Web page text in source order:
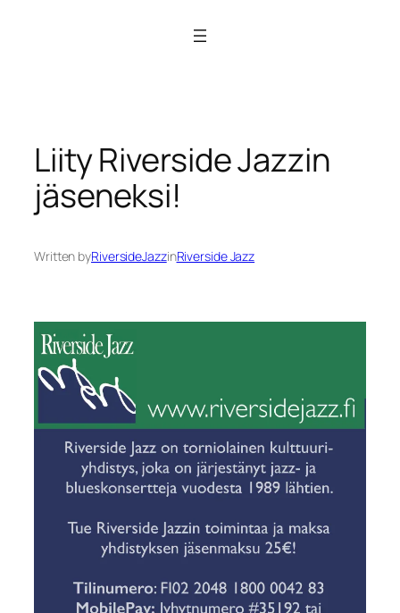
Liity Riverside Jazzin
jäseneksi!
Written byRiversideJazzinRiverside Jazz